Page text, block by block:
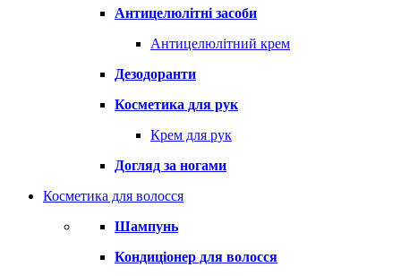
Антицелюлітні засоби
Антицелюлітний крем
Дезодоранти
Косметика для рук
Крем для рук
Догляд за ногами
Косметика для волосся
Шампунь
Кондиціонер для волосся